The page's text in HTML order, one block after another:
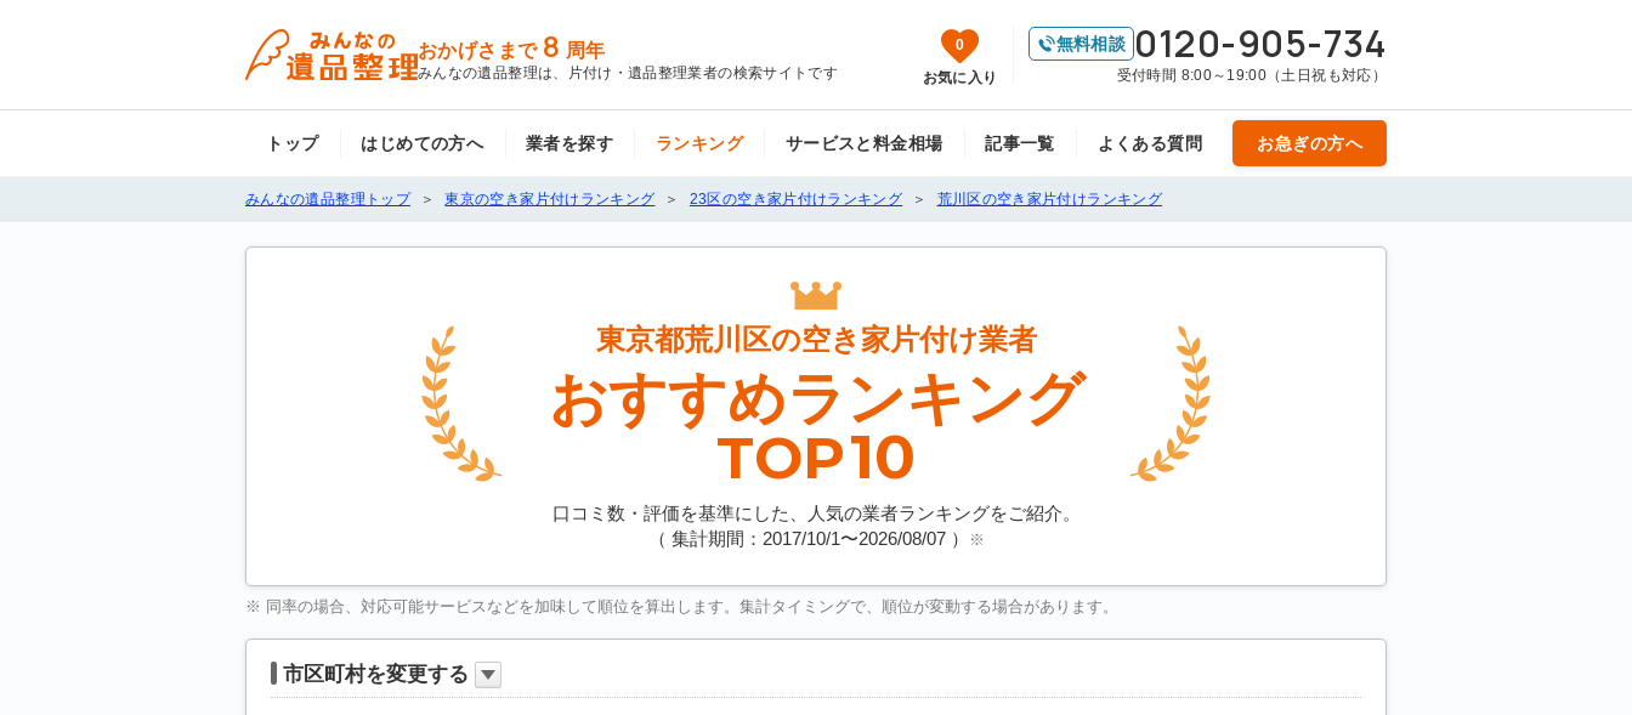
おかげさまで 8 周年
みんなの遺品整理は、片付け・遺品整理業者の検索サイトです
0
お気に入り
無料相談 0120-905-734
受付時間 8:00～19:00（土日祝も対応）
トップ はじめての方へ 業者を探す ランキング サービスと料金相場 記事一覧 よくある質問 お急ぎの方へ
みんなの遺品整理トップ 東京の空き家片付けランキング 23区の空き家片付けランキング 荒川区の空き家片付けランキング
東京都荒川区の空き家片付け業者
おすすめランキング
TOP10
口コミ数・評価を基準にした、人気の業者ランキングをご紹介。
（ 集計期間：2017/10/1〜2026/08/07） ※
※ 同率の場合、対応可能サービスなどを加味して順位を算出します。集計タイミングで、順位が変動する場合があります。
市区町村を変更する